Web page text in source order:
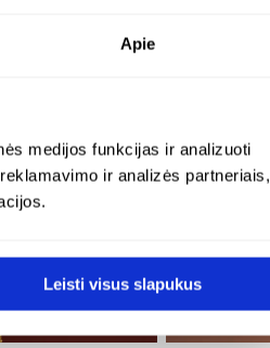
Apie
medijos funkcijas ir analizuoti
ir analizės partneriais,
Leisti visus slapukus